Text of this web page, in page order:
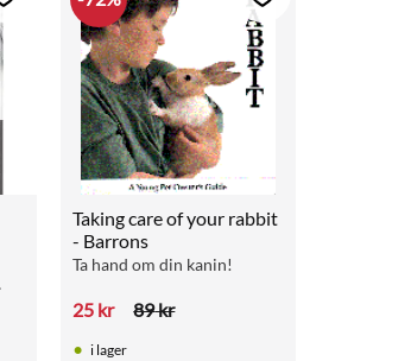
Lägg till i favoriter
Taking care of your rabbit
- Barrons
Ta hand om din kanin!
25 kr 89kr
Lägg till i favoriter
i lager